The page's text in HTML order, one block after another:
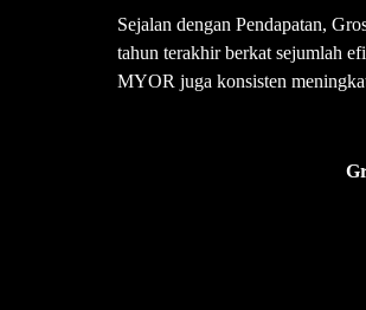
Sejalan dengan Pendapatan,
tahun terakhir berkat sejumlah
MYOR juga konsisten